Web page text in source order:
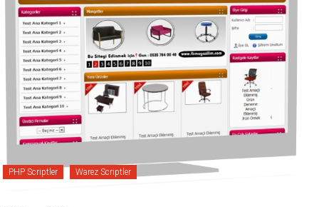
ücretli
temalar,
wordpress
temaları,
temaları,
theme
download
sitesi.
PHP Scriptler Warez Scriptler